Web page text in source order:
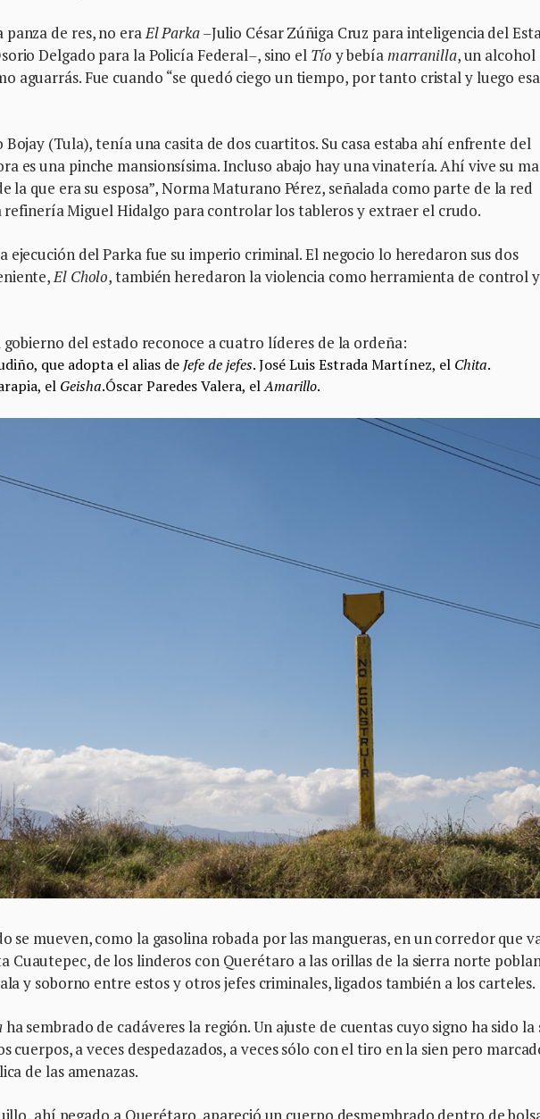
de res, no era El Parka –Julio César Zúñiga Cruz para inteligencia del
Delgado para la Policía Federal–, sino el Tío y bebía marranilla, un alcohol
aguarrás. Fue cuando “se quedó ciego un tiempo, por tanto cristal y luego esa
Bojay (Tula), tenía una casita de dos cuartitos. Su casa estaba ahí enfrente del
es una pinche mansionsísima. Incluso abajo hay una vinatería. Ahí vive su
la que era su esposa”, Norma Maturano Pérez, señalada como parte de la red
Miguel Hidalgo para controlar los tableros y extraer el crudo.
ejecución del Parka fue su imperio criminal. El negocio lo heredaron sus dos
El Cholo, también heredaron la violencia como herramienta de control y
gobierno del estado reconoce a cuatro líderes de la ordeña:
que adopta el alias de Jefe de jefes.José Luis Estrada Martínez, el Chita.
el Geisha.Óscar Paredes Valera, elAmarillo.
se mueven, como la gasolina robada por las mangueras, en un corredor que
Cuautepec, de los linderos con Querétaro a las orillas de la sierra norte
y soborno entre estos y otros jefes criminales, ligados también a los carteles.
ha sembrado de cadáveres la región. Un ajuste de cuentas cuyo signo ha sido la
cuerpos, a veces despedazados, a veces sólo con el tiro en la sien pero
de las amenazas.
ahí pegado a Querétaro, apareció un cuerpo desmembrado dentro de